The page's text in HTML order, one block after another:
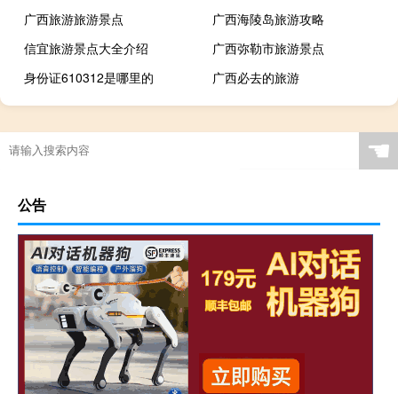
广西旅游旅游景点
广西海陵岛旅游攻略
信宜旅游景点大全介绍
广西弥勒市旅游景点
身份证610312是哪里的
广西必去的旅游
☚
公告